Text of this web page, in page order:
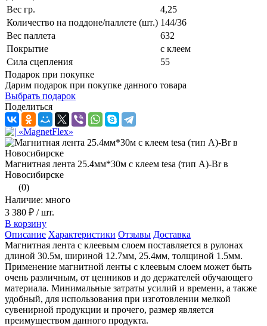
Вес гр.
4,25
Количество на поддоне/паллете (шт.) 144/36
Вес паллета
632
Покрытие
с клеем
Сила сцепления
55
Подарок при покупке
Дарим подарок при покупке данного товара
Выбрать подарок
Поделиться
Магнитная лента 25.4мм*30м с клеем tesa (тип A)-Br в
Новосибирске
(0)
Наличие: много
3 380 ₽ / шт.
В корзину
Описание Характеристики Отзывы Доставка
Магнитная лента с клеевым слоем поставляется в рулонах
длиной 30.5м, шириной 12.7мм, 25.4мм, толщиной 1.5мм.
Применение магнитной ленты с клеевым слоем может быть
очень различным, от ценников и до держателей обучающего
материала. Минимальные затраты усилий и времени, а также
удобный, для использования при изготовлении мелкой
сувенирной продукции и прочего, размер является
преимуществом данного продукта.